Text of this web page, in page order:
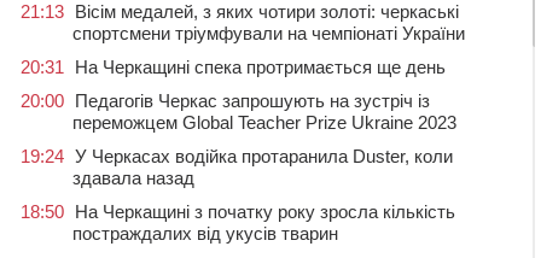
21:13 Вісім медалей, з яких чотири золоті: черкаські
спортсмени тріумфували на чемпіонаті України
20:31
На Черкащині спека протримається ще день
20:00 Педагогів Черкас запрошують на зустріч із
переможцем Global Teacher Prize Ukraine 2023
19:24 У Черкасах водійка протаранила Duster, коли
здавала назад
18:50 На Черкащині з початку року зросла кількість
постраждалих від укусів тварин